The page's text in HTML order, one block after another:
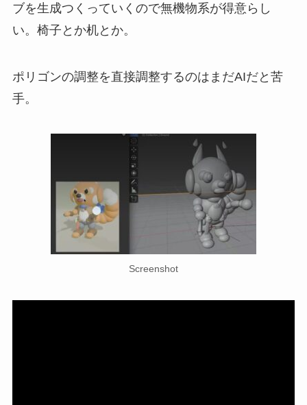
ブを生成つくっていくので無機物系が得意らし
い。椅子とか机とか。
ポリゴンの調整を直接調整するのはまだAIだと苦
手。
Screenshot